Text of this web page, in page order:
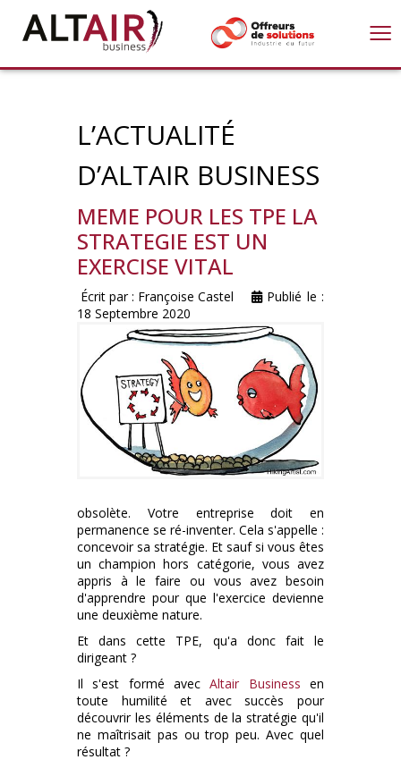
≡
L’ACTUALITÉ
D’ALTAIR BUSINESS
MEME POUR LES TPE LA
STRATEGIE EST UN
EXERCISE VITAL
Écrit par : Françoise Castel
Publié le :
18 Septembre 2020
obsolète. Votre entreprise doit en
permanence se ré-inventer. Cela s'appelle :
concevoir sa stratégie. Et sauf si vous êtes
un champion hors catégorie, vous avez
appris à le faire ou vous avez besoin
d'apprendre pour que l'exercice devienne
une deuxième nature.
Et dans cette TPE, qu'a donc fait le
dirigeant ?
Il s'est formé avecAltair Business en
toute humilité et avec succès pour
découvrir les éléments de la stratégie qu'il
ne maîtrisait pas ou trop peu. Avec quel
résultat ?